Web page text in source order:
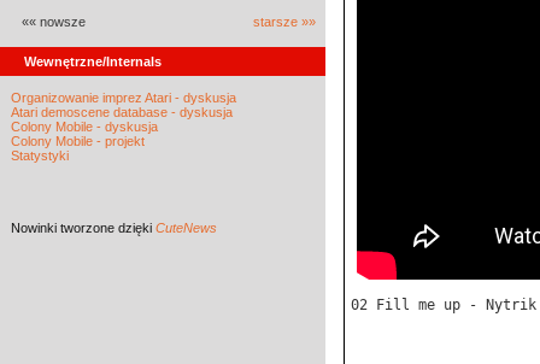
«« nowsze starsze »»
Wewnętrzne/Internals
Organizowanie imprez Atari - dyskusja
Atari demoscene database - dyskusja
Colony Mobile - dyskusja
Colony Mobile - projekt
Statystyki
Nowinki tworzone dzięki CuteNews
02 Fill me up - Nytrik